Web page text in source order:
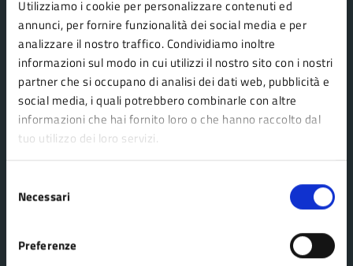
Utilizziamo i cookie per personalizzare contenuti ed
annunci, per fornire funzionalità dei social media e per
analizzare il nostro traffico. Condividiamo inoltre
informazioni sul modo in cui utilizzi il nostro sito con i nostri
partner che si occupano di analisi dei dati web, pubblicità e
social media, i quali potrebbero combinarle con altre
informazioni che hai fornito loro o che hanno raccolto dal
tuo utilizzo dei loro servizi.
delNecessari
Preferenze
Organi di governo
Aree amministrative
Uffici
Enti e fondazioni
Personale amministrativo
CATEGORIE DI SERVIZIO